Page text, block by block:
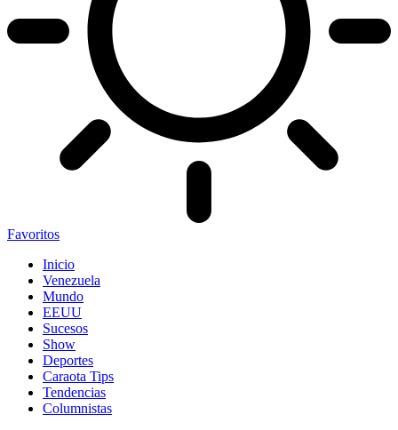
Favoritos
Inicio
Venezuela
Mundo
EEUU
Sucesos
Show
Deportes
Caraota Tips
Tendencias
Columnistas